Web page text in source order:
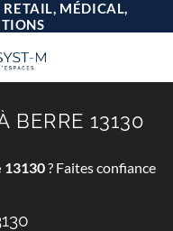
RETAIL, MÉDICAL,
BERRE 13130
13130? Faites confiance